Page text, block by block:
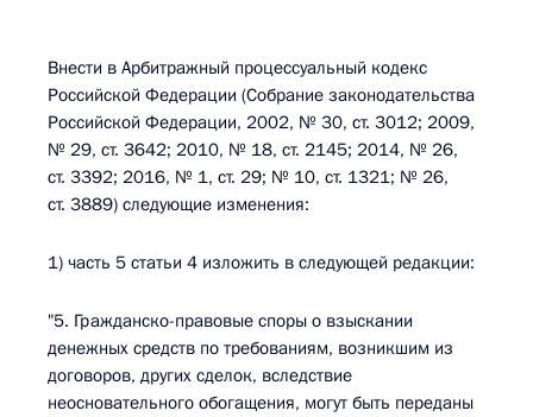
Внести в Арбитражный процессуальный кодекс
Российской Федерации (Собрание законодательства
Российской Федерации, 2002, № 30, ст. 3012; 2009,
№ 29, ст. 3642; 2010, № 18, ст. 2145; 2014, № 26,
ст. 3392; 2016, № 1, ст. 29; № 10, ст. 1321; № 26,
ст. 3889) следующие изменения:
1) часть 5 статьи 4 изложить в следующей редакции:
"5. Гражданско-правовые споры о взыскании
денежных средств по требованиям, возникшим из
договоров, других сделок, вследствие
неосновательного обогащения, могут быть переданы